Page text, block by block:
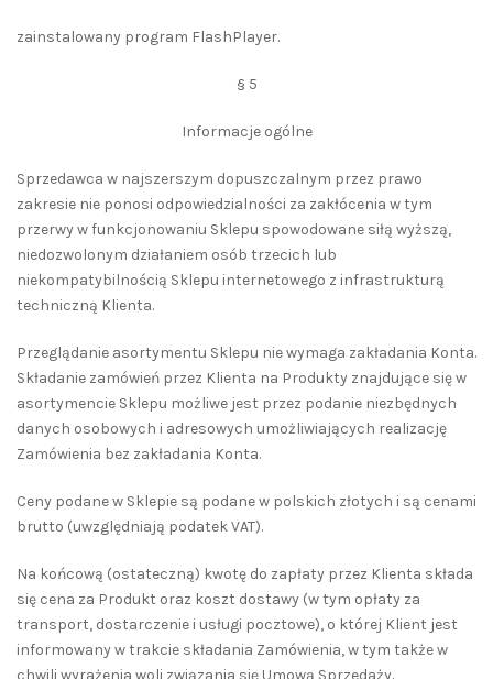
zainstalowany program FlashPlayer.
§ 5
Informacje ogólne
Sprzedawca w najszerszym dopuszczalnym przez prawo
zakresie nie ponosi odpowiedzialności za zakłócenia w tym
przerwy w funkcjonowaniu Sklepu spowodowane siłą wyższą,
niedozwolonym działaniem osób trzecich lub
niekompatybilnością Sklepu internetowego z infrastrukturą
techniczną Klienta.
Przeglądanie asortymentu Sklepu nie wymaga zakładania Konta.
Składanie zamówień przez Klienta na Produkty znajdujące się w
asortymencie Sklepu możliwe jest przez podanie niezbędnych
danych osobowych i adresowych umożliwiających realizację
Zamówienia bez zakładania Konta.
Ceny podane w Sklepie są podane w polskich złotych i są cenami
brutto (uwzględniają podatek VAT).
Na końcową (ostateczną) kwotę do zapłaty przez Klienta składa
się cena za Produkt oraz koszt dostawy (w tym opłaty za
transport, dostarczenie i usługi pocztowe), o której Klient jest
informowany w trakcie składania Zamówienia, w tym także w
chwili wyrażenia woli związania się Umową Sprzedaży.